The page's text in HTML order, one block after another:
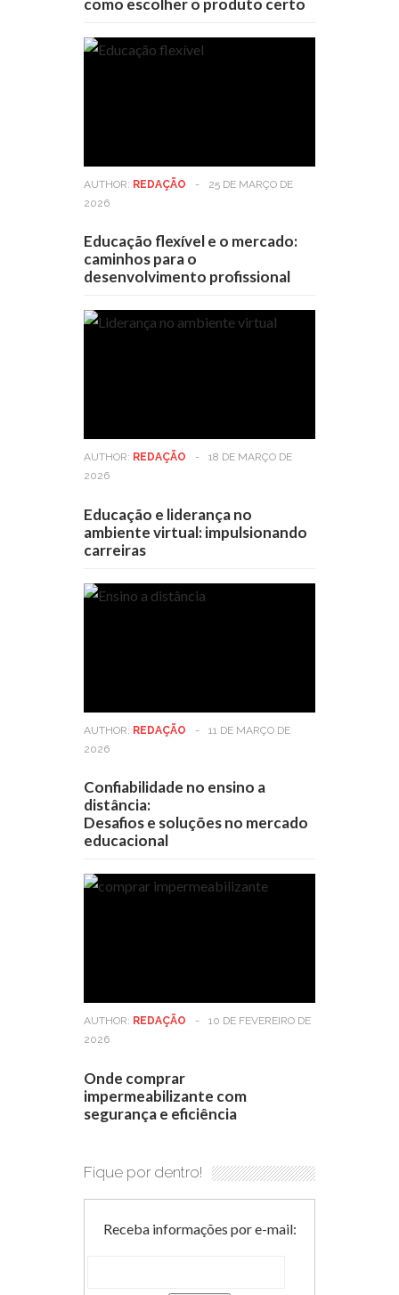
AUTHOR: REDAÇÃO -
25 DE MARÇO DE
2026
Educação flexível e o mercado:
caminhos para o
desenvolvimento profissional
AUTHOR: REDAÇÃO -
18 DE MARÇO DE
2026
Educação e liderança no
ambiente virtual: impulsionando
carreiras
AUTHOR: REDAÇÃO -
11 DE MARÇO DE
2026
Confiabilidade no ensino a
distância:
Desafios e soluções no mercado
educacional
AUTHOR: REDAÇÃO -
10 DE FEVEREIRO DE
2026
Onde comprar
impermeabilizante com
segurança e eficiência
Fique por dentro!
Receba informações por e-mail: